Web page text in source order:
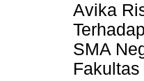
Avika
SMA